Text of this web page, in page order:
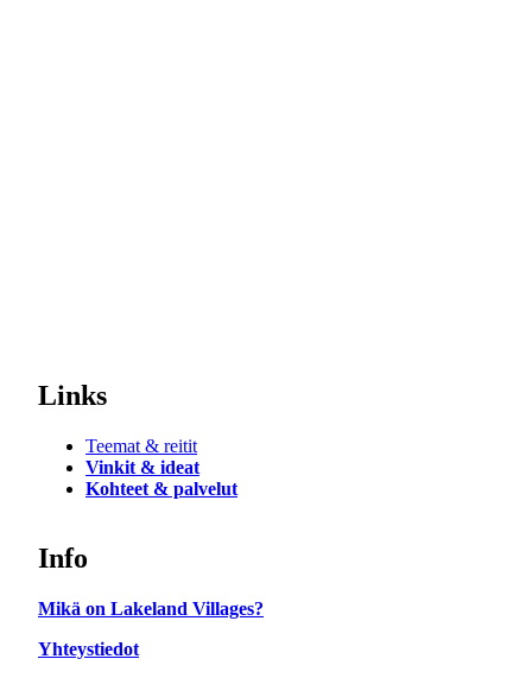
Links
Teemat & reitit
Vinkit & ideat
Kohteet & palvelut
Info
Mikä on Lakeland Villages?
Yhteystiedot